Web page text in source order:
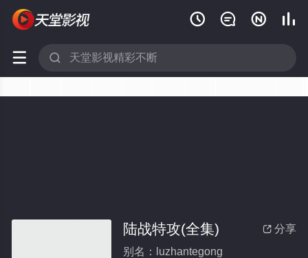
   
 
 分享
陆战特攻(全集)
别名：luzhantegong